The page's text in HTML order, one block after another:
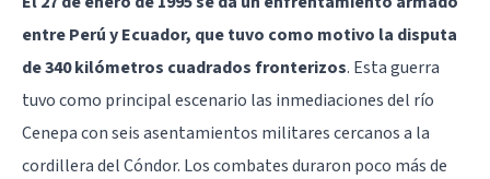
entre Perú y Ecuador, que tuvo como motivo la disputa
de 340 kilómetros cuadrados fronterizos. Esta guerra
tuvo como principal escenario las inmediaciones del río
Cenepa con seis asentamientos militares cercanos a la
cordillera del Cóndor. Los combates duraron poco más de